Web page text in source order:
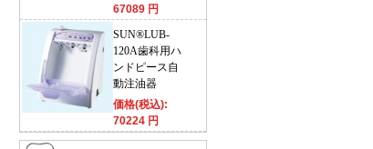
67089 円
SUN®LUB-
120A歯科用ハ
ンドピース自
動注油器
価格(税込):
70224 円